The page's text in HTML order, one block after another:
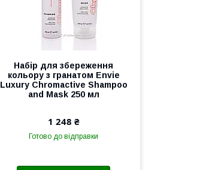
Набір для збереження
кольору з гранатом Envie
Luxury Chromactive Shampoo
and Mask 250 мл
1 248 ₴
Готово до відправки